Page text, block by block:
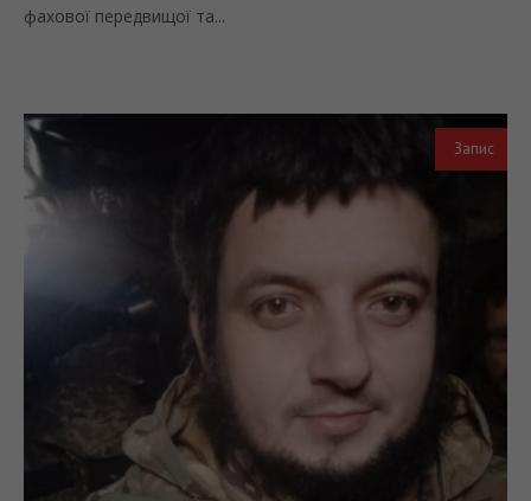
фахової передвищої та...
Запис